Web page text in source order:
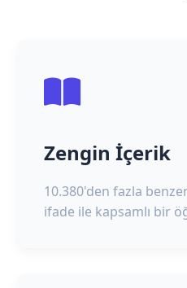
Zengin İçerik
10.380'den fazla
ifade ile kapsamlı bir